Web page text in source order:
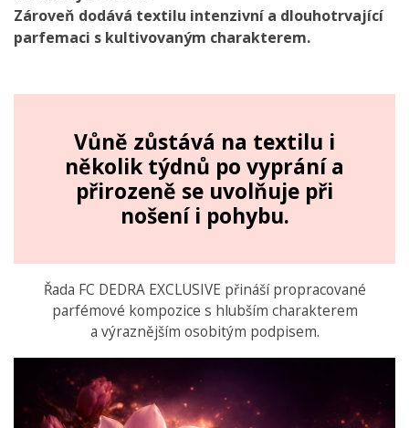
Zároveň dodává textilu intenzivní a dlouhotrvající
parfemaci s kultivovaným charakterem.
Vůně zůstává na textilu i
několik týdnů po vyprání a
přirozeně se uvolňuje při
nošení i pohybu.
Řada FC DEDRA EXCLUSIVE přináší propracované
parfémové kompozice s hlubším charakterem
a výraznějším osobitým podpisem.